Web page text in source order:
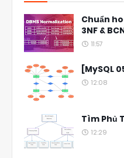
Chuẩn
3NF &
11:57
[MySQL
12:08
Tìm Phủ
12:29